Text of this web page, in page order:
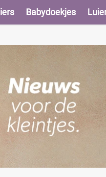
Babydoekjes